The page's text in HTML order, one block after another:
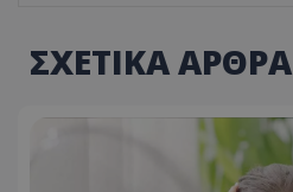
ΣΧΕΤΙΚΑ ΑΡΘΡΑ